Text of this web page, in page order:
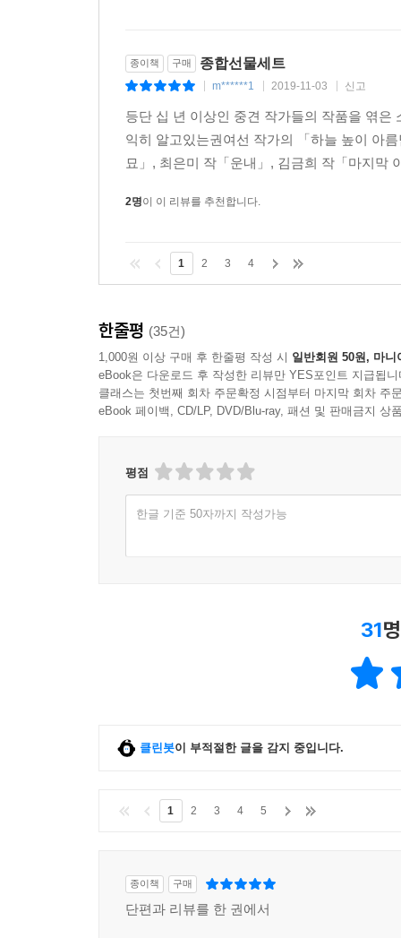
살림 아니면.
결혼도 안 하고 사는 게 그게 무슨 살림이냐.
내 집에서 나 사는 게 살림이지.(『창작과비평』
■ 2005년 경향신문 신춘문예에 단편소설 「마더
코너는 허락되지 않는다. (…) 내게 2019년 여름은
승미는 다만 허공을 보며 이렇게 말할 뿐이었다. “
날은 쓰리쓰리하다고 했다. 승미는 돼할 때보다
져도 쓰리쓰리했다. 그때 승미는 쓰리쓰리했다.(『
김금희, 「마지막 이기성」
그러니 그날의 사랑한다는 말은 그 살아 있는 것
신동엽문학상, 현대문학상 등 수상.
종이책 구매 종합선물세트
m******1 2019-11-03 신고
등단 십 년 이상인 중견 작가들의 작품을 엮
익히 알고있는권여선 작가의 「하늘 높이 아
묘」, 최은미 작「운내」, 김금희 작「마지막
2명이 이 리뷰를 추천합니다.
1 2 3 4
한줄평 (35건)
1,000원 이상 구매 후 한줄평 작성 시 일반회원 50원, 마니
eBook은 다운로드 후 작성한 리뷰만 YES포인트 지급됩니
클래스는 첫번째 회차 주문확정 시점부터 마지막 회차 주
eBook 페이백, CD/LP, DVD/Blu-ray, 패션 및 판매금지 상
평점
한글 기준 50자까지 작성가능
31
클린봇이 부적절한 글을 감지 중입니다.
1 2 3 4 5
종이책 구매
단편과 리뷰를 한 권에서